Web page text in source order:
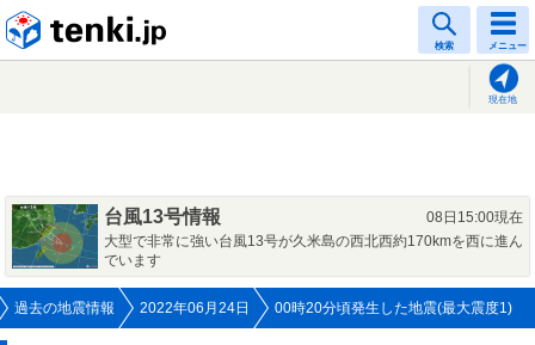
検索 メニュー
現在地
台風13号情報
08日15:00現在
大型で非常に強い台風13号が久米島の西北西約170kmを西に進ん
でいます
過去の地震情報 2022年06月24日 00時20分頃発生した地震(最大震度1)